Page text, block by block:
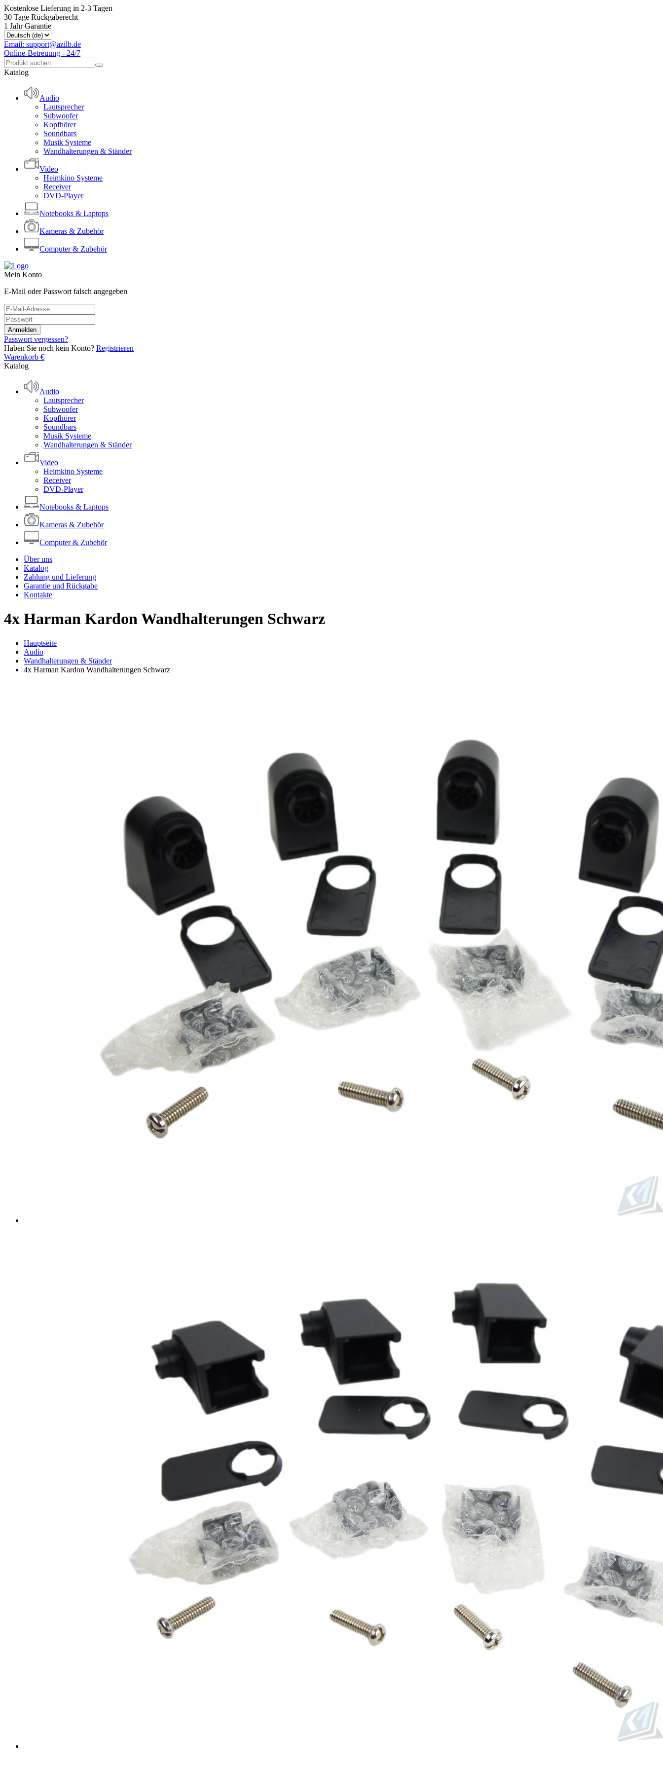
Kostenlose Lieferung in 2-3 Tagen
30 Tage Rückgaberecht
1 Jahr Garantie
Email: support@azilb.de
Online-Betreuung - 24/7
Katalog
Audio
Lautsprecher
Subwoofer
Kopfhörer
Soundbars
Musik Systeme
Wandhalterungen & Ständer
Video
Heimkino Systeme
Receiver
DVD-Player
Notebooks & Laptops
Kameras & Zubehör
Computer & Zubehör
Mein Konto
E-Mail oder Passwort falsch angegeben
Passwort vergessen?
Haben Sie noch kein Konto? Registrieren
Warenkorb €
Katalog
Audio
Lautsprecher
Subwoofer
Kopfhörer
Soundbars
Musik Systeme
Wandhalterungen & Ständer
Video
Heimkino Systeme
Receiver
DVD-Player
Notebooks & Laptops
Kameras & Zubehör
Computer & Zubehör
Über uns
Katalog
Zahlung und Lieferung
Garantie und Rückgabe
Kontakte
4x Harman Kardon Wandhalterungen Schwarz
Hauptseite
Audio
Wandhalterungen & Ständer
4x Harman Kardon Wandhalterungen Schwarz